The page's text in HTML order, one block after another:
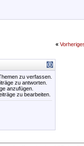
«
zu verfassen.
zu antworten.
anzufügen.
zu bearbeiten.